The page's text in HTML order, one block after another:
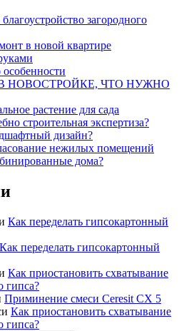
загородного
в новой квартире
НОВОСТРОЙКЕ, ЧТО НУЖНО
растение для сада
строительная экспертиза?
дизайн?
нежилых помещений
дома?
Как переделать гипсокартонный
Как переделать гипсокартонный
Как приостановить схватывание
гипса?
Приминение смеси Ceresit СХ 5
Как приостановить схватывание
гипса?